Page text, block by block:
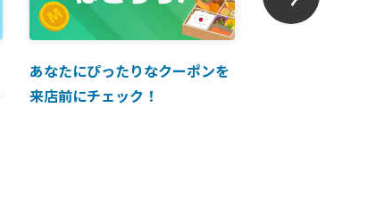
あなたにぴったりなクーポンを
来店前にチェック！